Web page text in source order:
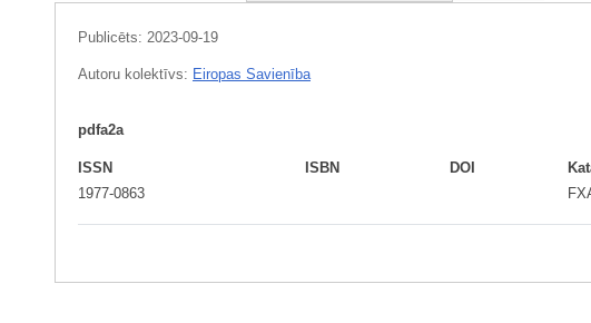
Publicēts: 2023-09-19
Autoru kolektīvs: Eiropas Savienība
pdfa2a
ISSN
1977-0863
ISBN DOI